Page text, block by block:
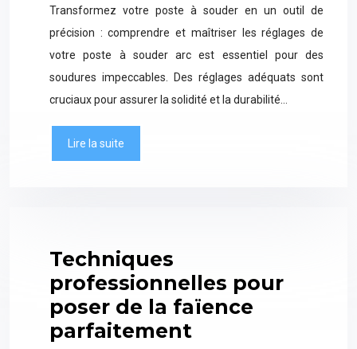
Transformez votre poste à souder en un outil de
précision : comprendre et maîtriser les réglages de
votre poste à souder arc est essentiel pour des
soudures impeccables. Des réglages adéquats sont
cruciaux pour assurer la solidité et la durabilité…
Lire la suite
Techniques
professionnelles pour
poser de la faïence
parfaitement